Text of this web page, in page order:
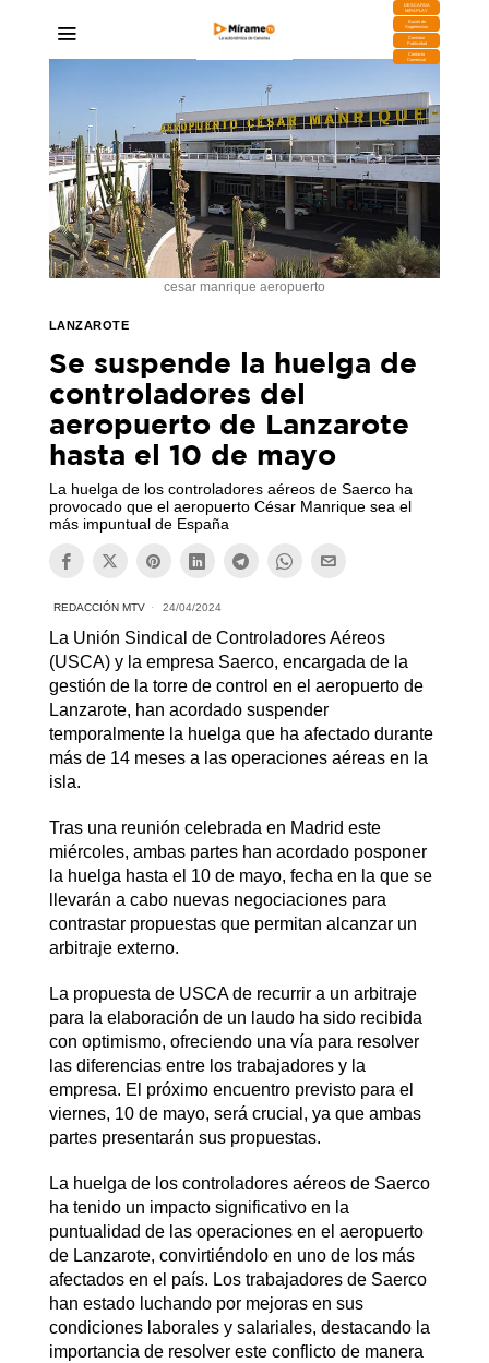
DESCARGA
MIRAPLAY
Buzón de
Sugerencias
Contratar
Publicidad
Contacto
Comercial
cesar manrique aeropuerto
LANZAROTE
Se suspende la huelga de
controladores del
aeropuerto de Lanzarote
hasta el 10 de mayo
La huelga de los controladores aéreos de Saerco ha
provocado que el aeropuerto César Manrique sea el
más impuntual de España
REDACCIÓN MTV 24/04/2024
La Unión Sindical de Controladores Aéreos
(USCA) y la empresa Saerco, encargada de la
gestión de la torre de control en el aeropuerto de
Lanzarote, han acordado suspender
temporalmente la huelga que ha afectado durante
más de 14 meses a las operaciones aéreas en la
isla.
Tras una reunión celebrada en Madrid este
miércoles, ambas partes han acordado posponer
la huelga hasta el 10 de mayo, fecha en la que se
llevarán a cabo nuevas negociaciones para
contrastar propuestas que permitan alcanzar un
arbitraje externo.
La propuesta de USCA de recurrir a un arbitraje
para la elaboración de un laudo ha sido recibida
con optimismo, ofreciendo una vía para resolver
las diferencias entre los trabajadores y la
empresa. El próximo encuentro previsto para el
viernes, 10 de mayo, será crucial, ya que ambas
partes presentarán sus propuestas.
La huelga de los controladores aéreos de Saerco
ha tenido un impacto significativo en la
puntualidad de las operaciones en el aeropuerto
de Lanzarote, convirtiéndolo en uno de los más
afectados en el país. Los trabajadores de Saerco
han estado luchando por mejoras en sus
condiciones laborales y salariales, destacando la
importancia de resolver este conflicto de manera